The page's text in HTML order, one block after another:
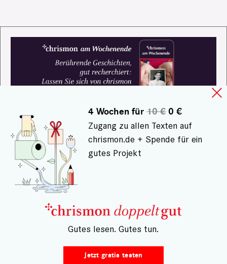
4 Wochen für10 €0 €
Zugang zu allen Texten auf
chrismon.de + Spende für ein
gutes Projekt
– Gutes lesen. Gutes tun.
Jetzt gratis testen